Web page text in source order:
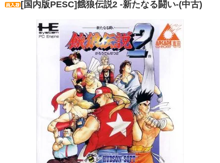
[国内版PESC]餓狼伝説2 -新たなる闘い-(中古)